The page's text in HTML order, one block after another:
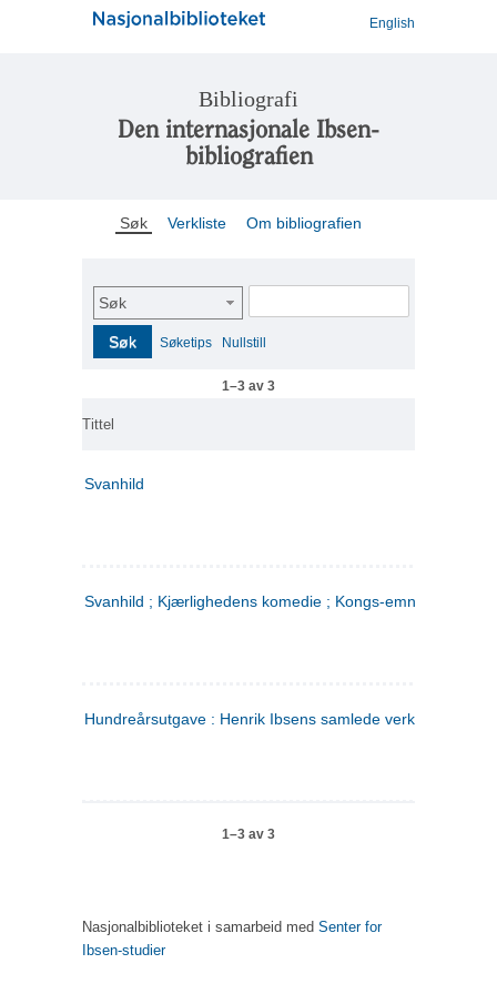
English
Bibliografi
Den internasjonale Ibsen-
bibliografien
Søk Verkliste Om bibliografien
Søk
Søk Søketips Nullstill
1–3 av 3
Tittel
Svanhild
Svanhild ; Kjærlighedens komedie ; Kongs-emnerne
Hundreårsutgave : Henrik Ibsens samlede verker. 4
1–3 av 3
Nasjonalbiblioteket i samarbeid med Senter for
Ibsen-studier